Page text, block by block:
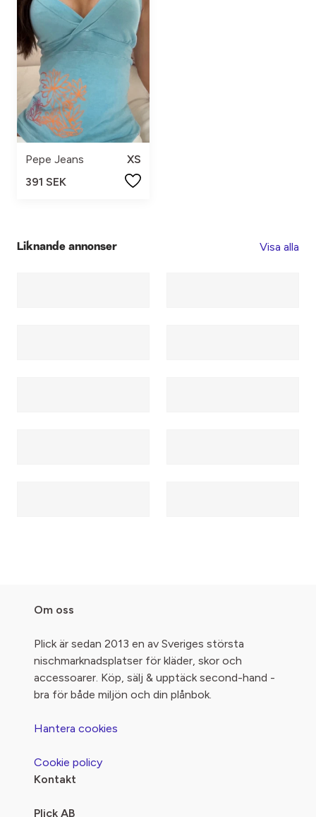
Pepe Jeans
XS
391 SEK
Liknande annonser Visa alla
Om oss
Plick är sedan 2013 en av Sveriges största
nischmarknadsplatser för kläder, skor och
accessoarer. Köp, sälj & upptäck second-hand -
bra för både miljön och din plånbok.
Hantera cookies
Cookie policy
Kontakt
Plick AB